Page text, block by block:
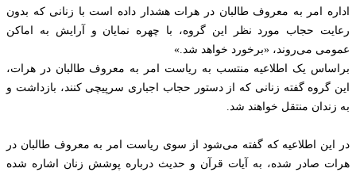
اداره امر به معروف طالبان در هرات هشدار داده است با زنانی که بدون
رعایت حجاب مورد نظر این گروه، با چهره نمایان و آرایش به اماکن
عمومی می‌روند، «برخورد خواهد شد.»
براساس یک اطلاعیه منتسب به ریاست امر به معروف طالبان در هرات،
این گروه گفته زنانی که از دستور حجاب اجباری سرپیچی کنند، بازداشت و
به زندان منتقل خواهند شد.
در این اطلاعیه که گفته می‌شود از سوی ریاست امر به معروف طالبان در
هرات صادر شده، به آیات قرآن و حدیث درباره پوشش زنان اشاره شده